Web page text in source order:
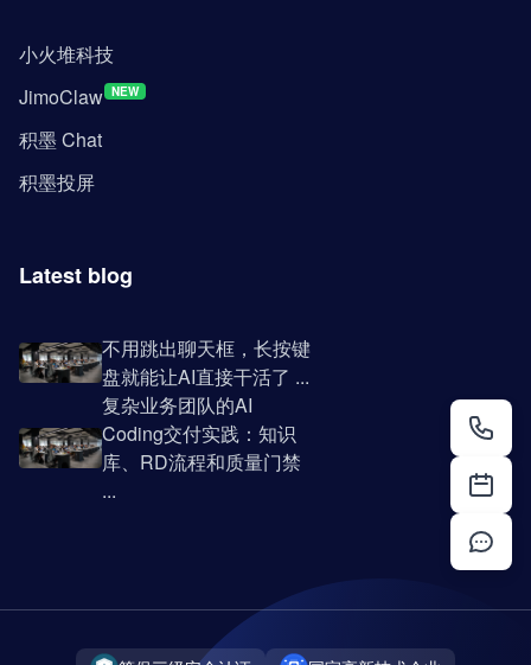
小火堆科技
JimoClaw NEW
积墨 Chat
积墨投屏
Latest blog
不用跳出聊天框，长按键
盘就能让AI直接干活了 ...
复杂业务团队的AI
Coding交付实践：知识
库、RD流程和质量门禁
...